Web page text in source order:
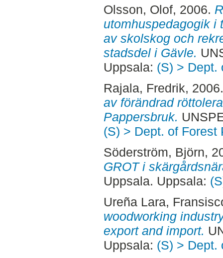
Olsson, Olof, 2006.
utomhuspedagogik i
av skolskog och
stadsdel i Gävle.
Uppsala: (S) > Dept.
Rajala, Fredrik,
av förändrad
Pappersbruk.
(S) > Dept. of Forest
Söderström, Björn,
GROT i
Uppsala. Uppsala:
Ureña Lara,
woodworking
export and import.
Uppsala: (S) > Dept.